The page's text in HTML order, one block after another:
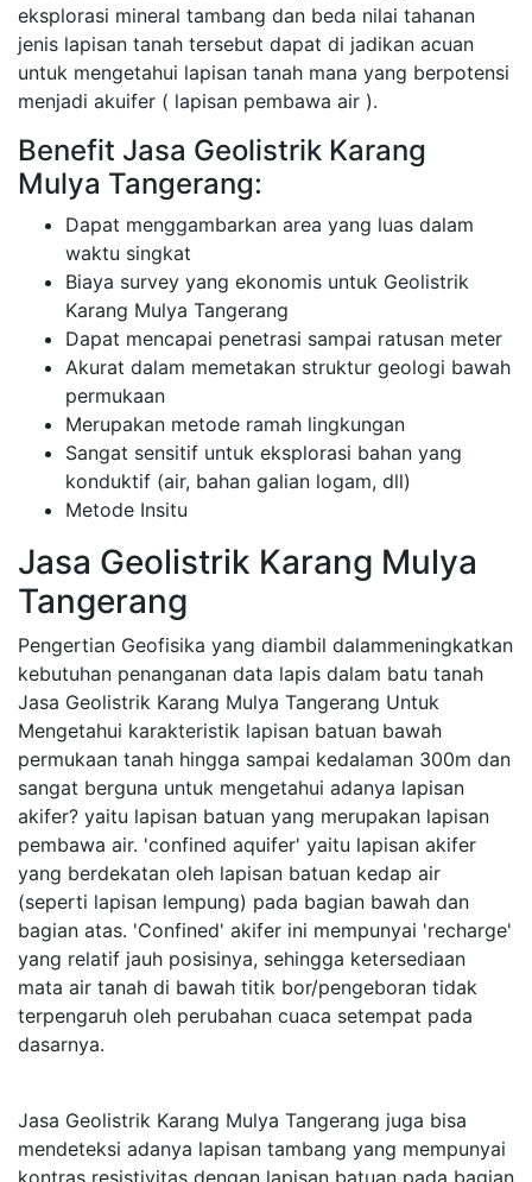
eksplorasi mineral tambang dan beda nilai tahanan
jenis lapisan tanah tersebut dapat di jadikan acuan
untuk mengetahui lapisan tanah mana yang berpotensi
menjadi akuifer ( lapisan pembawa air ).
Benefit Jasa Geolistrik Karang
Mulya Tangerang:
Dapat menggambarkan area yang luas dalam
waktu singkat
Biaya survey yang ekonomis untuk Geolistrik
Karang Mulya Tangerang
Dapat mencapai penetrasi sampai ratusan meter
Akurat dalam memetakan struktur geologi bawah
permukaan
Merupakan metode ramah lingkungan
Sangat sensitif untuk eksplorasi bahan yang
konduktif (air, bahan galian logam, dll)
Metode Insitu
Jasa Geolistrik Karang Mulya
Tangerang
Pengertian Geofisika yang diambil dalammeningkatkan
kebutuhan penanganan data lapis dalam batu tanah
Jasa Geolistrik Karang Mulya Tangerang Untuk
Mengetahui karakteristik lapisan batuan bawah
permukaan tanah hingga sampai kedalaman 300m dan
sangat berguna untuk mengetahui adanya lapisan
akifer? yaitu lapisan batuan yang merupakan lapisan
pembawa air. 'confined aquifer' yaitu lapisan akifer
yang berdekatan oleh lapisan batuan kedap air
(seperti lapisan lempung) pada bagian bawah dan
bagian atas. 'Confined' akifer ini mempunyai 'recharge'
yang relatif jauh posisinya, sehingga ketersediaan
mata air tanah di bawah titik bor/pengeboran tidak
terpengaruh oleh perubahan cuaca setempat pada
dasarnya.
Jasa Geolistrik Karang Mulya Tangerang juga bisa
mendeteksi adanya lapisan tambang yang mempunyai
kontras resistivitas dengan lapisan batuan pada bagian